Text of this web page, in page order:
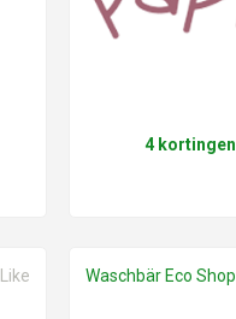
4 kortingen
Waschbär Eco Shop